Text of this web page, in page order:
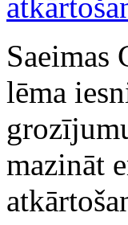
lēma
mazināt